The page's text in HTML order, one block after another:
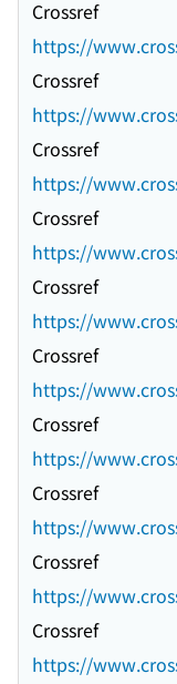
Crossref
https://
Crossref
https://
Crossref
https://
Crossref
https://
Crossref
https://
Crossref
https://
Crossref
https://
Crossref
https://
Crossref
https://
Crossref
https://